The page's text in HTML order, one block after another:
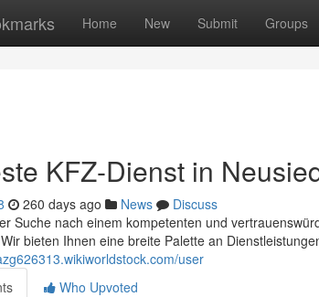
Home New Submit Groups
KFZ-Dienst in
260 days ago News
Discuss
Suche nach einem kompetenten und
bieten Ihnen eine breite Palette an
user
Who Upvoted